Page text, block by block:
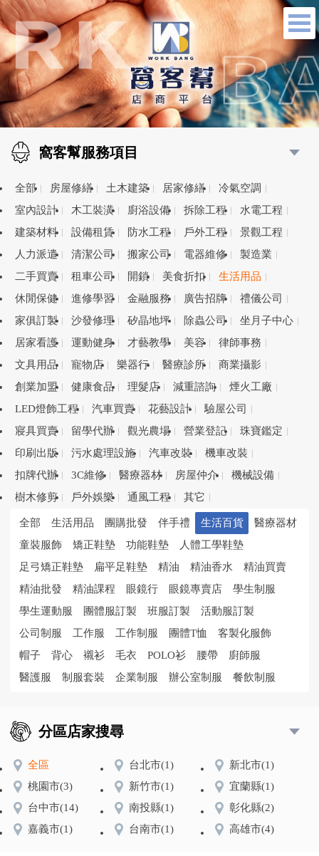
窩客幫服務項目
全部 房屋修繕 土木建築 居家修繕
冷氣空調
室內設計
木工裝潢 廚浴設備 拆除工程
水電工程
建築材料
設備租賃 防水工程 戶外工程
景觀工程
人力派遣
清潔公司 搬家公司 電器維修
製造業
二手買賣
租車公司 開鎖 美食折扣
生活用品
休閒保健
進修學習 金融服務 廣告招牌
禮儀公司
家俱訂製
沙發修理 矽晶地坪 除蟲公司
坐月子中心
居家看護
運動健身 才藝教學 美容
律師事務
文具用品
寵物店 樂器行 醫療診所
商業攝影
創業加盟
健康食品 理髮店 減重諮詢
煙火工廠
LED燈飾工程
汽車買賣 花藝設計
驗屋公司
寢具買賣
留學代辦 觀光農場 營業登記
珠寶鑑定
印刷出版
污水處理設施 汽車改裝
機車改裝
扣牌代辦
3C維修 醫療器材 房屋仲介
機械設備
樹木修剪
戶外娛樂 通風工程 其它
全部 生活用品 團購批發 伴手禮 生活百貨
醫療器材
童裝服飾
矯正鞋墊 功能鞋墊
人體工學鞋墊
足弓矯正鞋墊
扁平足鞋墊 精油 精油香水
精油買賣
精油批發
精油課程 眼鏡行 眼鏡專賣店
學生制服
學生運動服
團體服訂製 班服訂製
活動服訂製
公司制服
工作服 工作制服 團體T恤
客製化服飾
帽子
背心 襯衫 毛衣 POLO衫 腰帶
廚師服
醫護服
制服套裝 企業制服 辦公室制服 餐飲制服
分區店家搜尋
全區 台北市(1) 新北市(1)
桃園市(3) 新竹市(1) 宜蘭縣(1)
台中市(14) 南投縣(1) 彰化縣(2)
嘉義市(1) 台南市(1) 高雄市(4)